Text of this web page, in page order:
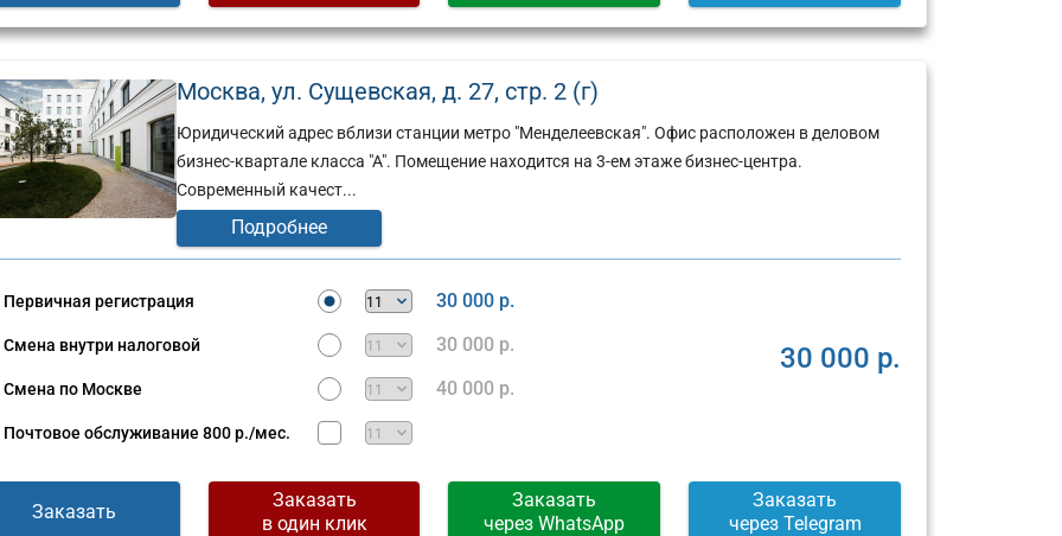
Юридический
адрес:
Сущевская,
стр.
Москва,
Пресненская
Москва, ул. Сущевская, д. 27, стр. 2 (г)
Юридический адрес вблизи станции метро "Менделеевская". Офис расположен в деловом
бизнес-квартале класса "А". Помещение находится на 3-ем этаже бизнес-центра.
Современный качест...
Подробнее
Первичная регистрация 30 000 р.
Смена внутри налоговой 30 000 р.
Смена по Москве 40 000 р.
Почтовое обслуживание 800 р./мес.
30 000 р.
Заказать
Заказать
в один клик
Заказать
через WhatsApp
Заказать
через Telegram